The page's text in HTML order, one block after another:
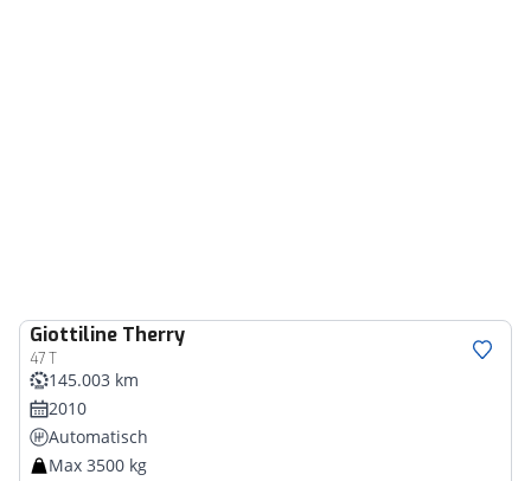
Giottiline Therry
47 T
145.003 km
2010
Automatisch
Max 3500 kg